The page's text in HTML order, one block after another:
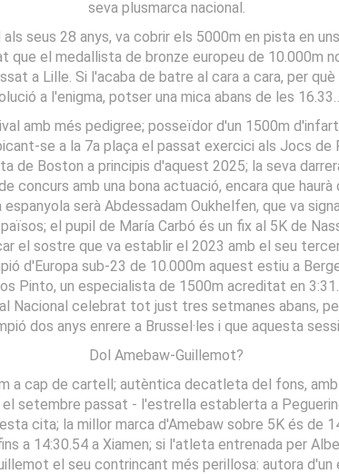
seva plusmarca nacional.
seus 28 anys, va cobrir els 5000m en pista en
el medallista de bronze europeu de 10.000m
a Lille. Si l'acaba de batre al cara a cara, per
a l'enigma, potser una mica abans de les 16.33…
amb més pedigree; posseïdor d'un 1500m
se a la 7a plaça el passat exercici als Jocs de
de Boston a principis d'aquest 2025; la seva
concurs amb una bona actuació, encara que
serà Abdessadam Oukhelfen, que va
el pupil de María Carbó és un fix al 5K de
el sostre que va establir el 2023 amb el seu
d'Europa sub-23 de 10.000m aquest estiu a
Pinto, un especialista de 1500m acreditat en
Nacional celebrat tot just tres setmanes abans,
dos anys enrere a Brussel·les i que aquesta
Dol Amebaw-Guillemot?
a cap de cartell; autèntica decatleta del fons,
el setembre passat - l'estrella establerta a
cita; la millor marca d'Amebaw sobre 5K és de
a 14:30.54 a Xiamen; si l'atleta entrenada per
el seu contrincant més perillosa: autora